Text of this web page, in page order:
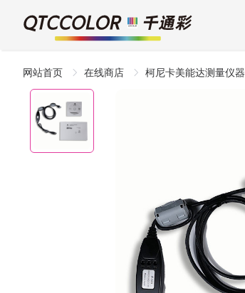
网站首页 在线商店 柯尼卡美能达测量仪器